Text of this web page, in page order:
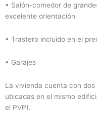
• Salón-comedor de
excelente orientación
• Trastero incluido en el
• Garajes
La vivienda cuenta con
ubicadas en el mismo
el PVP).